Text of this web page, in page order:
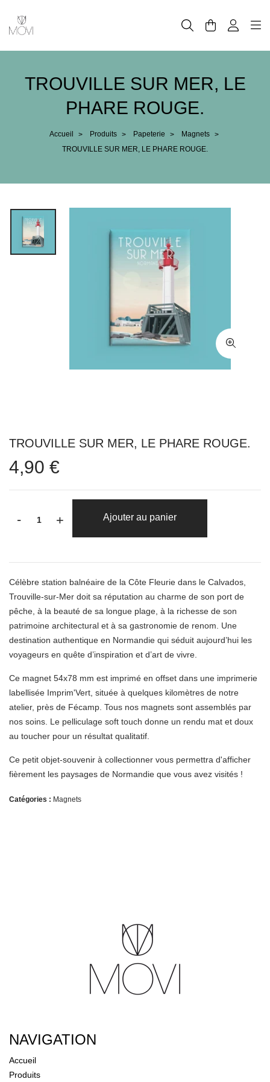
TROUVILLE SUR MER, LE
PHARE ROUGE.
Accueil > Produits > Papeterie > Magnets
>
TROUVILLE SUR MER, LE PHARE ROUGE.
TROUVILLE SUR MER, LE PHARE ROUGE.
4,90 €
- + Ajouter au panier
Célèbre station balnéaire de la Côte Fleurie dans le Calvados,
Trouville-sur-Mer doit sa réputation au charme de son port de
pêche, à la beauté de sa longue plage, à la richesse de son
patrimoine architectural et à sa gastronomie de renom. Une
destination authentique en Normandie qui séduit aujourd’hui les
voyageurs en quête d’inspiration et d’art de vivre.
Ce magnet 54x78 mm est imprimé en offset dans une imprimerie
labellisée Imprim'Vert, située à quelques kilomètres de notre
atelier, près de Fécamp. Tous nos magnets sont assemblés par
nos soins. Le pelliculage soft touch donne un rendu mat et doux
au toucher pour un résultat qualitatif.
Ce petit objet-souvenir à collectionner vous permettra d'afficher
fièrement les paysages de Normandie que vous avez visités !
Catégories : Magnets
NAVIGATION
Accueil
Produits